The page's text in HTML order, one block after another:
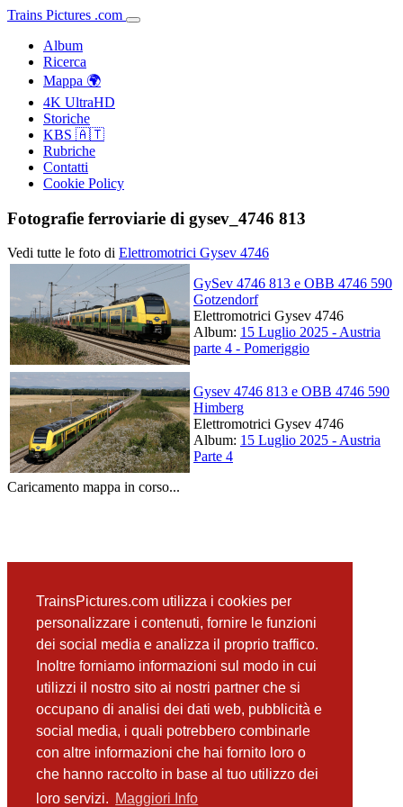
TrainsPictures.com utilizza i cookies per
personalizzare i contenuti, fornire le funzioni
dei social media e analizza il proprio traffico.
Inoltre forniamo informazioni sul modo in cui
utilizzi il nostro sito ai nostri partner che si
occupano di analisi dei dati web, pubblicità e
social media, i quali potrebbero combinarle
con altre informazioni che hai fornito loro o
che hanno raccolto in base al tuo utilizzo dei
loro servizi. Maggiori Info
Trains Pictures .com
Album
Ricerca
Mappa 🌍
4K UltraHD
Storiche
KBS 🇦🇹
Rubriche
Contatti
Cookie Policy
Fotografie ferroviarie di gysev_4746 813
Vedi tutte le foto di Elettromotrici Gysev 4746
GySev 4746 813 e OBB 4746 590
Gotzendorf
Elettromotrici Gysev 4746
Album: 15 Luglio 2025 - Austria
parte 4 - Pomeriggio
Gysev 4746 813 e OBB 4746 590
Himberg
Elettromotrici Gysev 4746
Album: 15 Luglio 2025 - Austria
Parte 4
Caricamento mappa in corso...